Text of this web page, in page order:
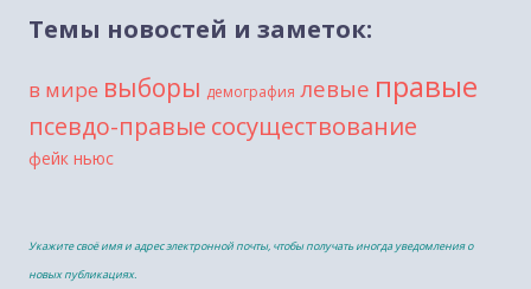
Темы новостей и заметок:
в мире выборы демография левые правые
псевдо-правые сосуществование
фейк ньюс
Укажите своё имя и адрес электронной почты, чтобы получать иногда уведомления о
новых публикациях.